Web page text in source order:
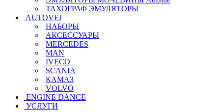
ТАХОГРАФ ЭМУЛЯТОРЫ
AUTOVEI
НАБОРЫ
АКСЕССУАРЫ
MERCEDES
MAN
IVECO
SCANIA
КАМАЗ
VOLVO
ENGINE DANCE
УСЛУГИ